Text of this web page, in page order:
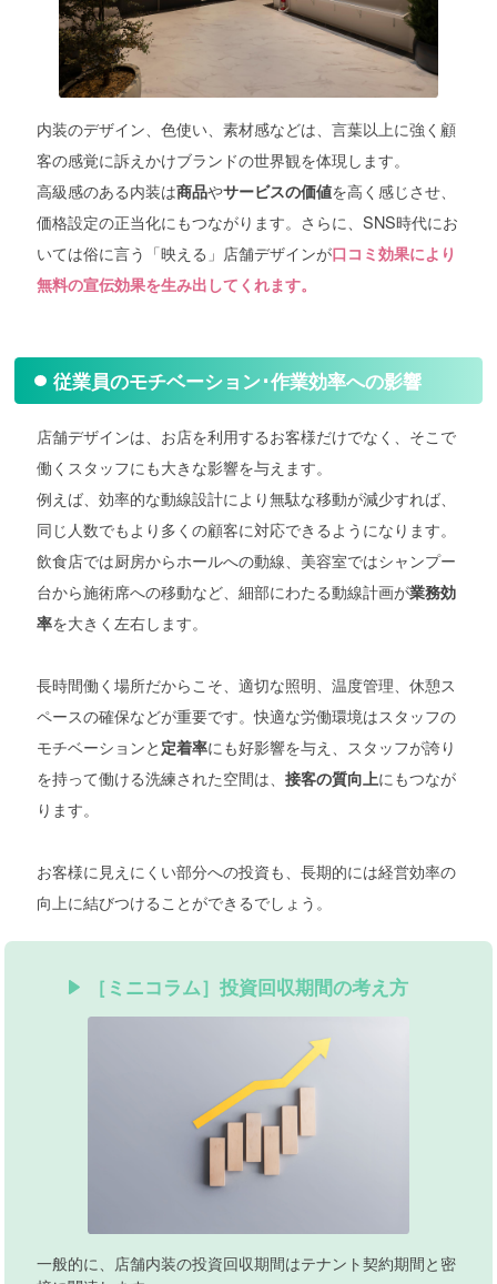
内装のデザイン、色使い、素材感などは、言葉以上に強く顧
客の感覚に訴えかけブランドの世界観を体現します。
高級感のある内装は商品やサービスの価値を高く感じさせ、
価格設定の正当化にもつながります。さらに、SNS時代にお
いては俗に言う「映える」店舗デザインが口コミ効果により
無料の宣伝効果を生み出してくれます。
従業員のモチベーション･作業効率への影響
店舗デザインは、お店を利用するお客様だけでなく、そこで
働くスタッフにも大きな影響を与えます。
例えば、効率的な動線設計により無駄な移動が減少すれば、
同じ人数でもより多くの顧客に対応できるようになります。
飲食店では厨房からホールへの動線、美容室ではシャンプー
台から施術席への移動など、細部にわたる動線計画が業務効
率を大きく左右します。
長時間働く場所だからこそ、適切な照明、温度管理、休憩ス
ペースの確保などが重要です。快適な労働環境はスタッフの
モチベーションと 定着率にも好影響を与え、スタッフが誇り
を持って働ける洗練された空間は、接客の質向上にもつなが
ります。
お客様に見えにくい部分への投資も、長期的には経営効率の
向上に結びつけることができるでしょう。
［ミニコラム］投資回収期間の考え方
一般的に、店舗内装の投資回収期間はテナント契約期間と密